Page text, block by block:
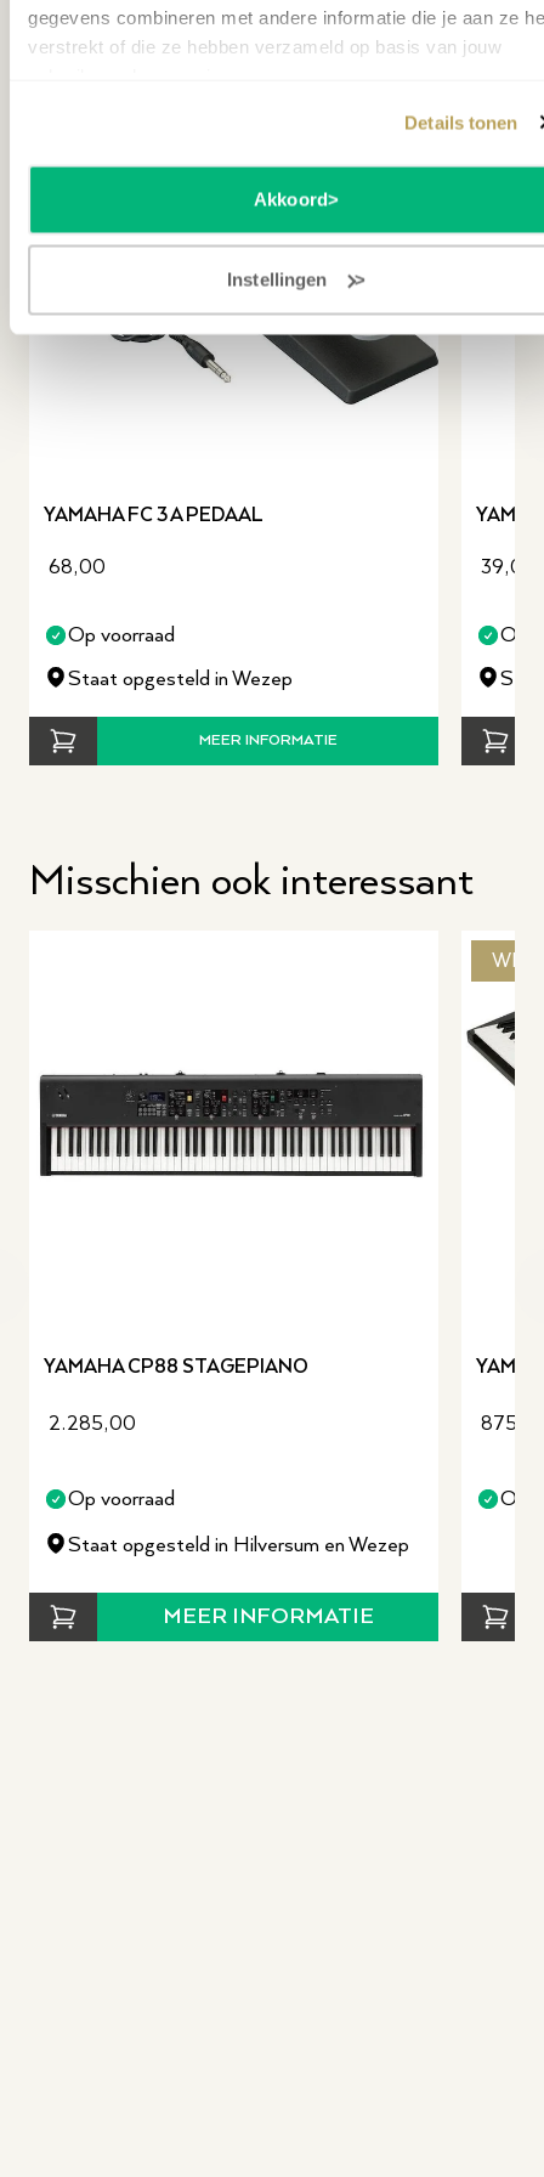
gegevens combineren met andere informatie die je aan ze
verstrekt of die ze hebben verzameld op basis van jouw
Details tonen
Akkoord
Instellingen
Accessoires
YAMAHA FC 3 A PEDAAL
68,00
Op voorraad
Staat opgesteld in Wezep
MEER INFORMATIE
39,00
Op
Misschien ook interessant
YAMAHA CP88 STAGEPIANO
2.285,00
Op voorraad
Staat opgesteld in Hilversum en Wezep
MEER INFORMATIE
Op